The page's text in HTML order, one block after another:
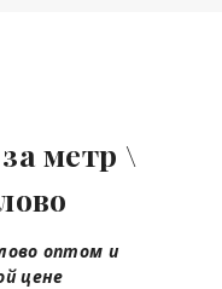
метр \
оптом и
цене